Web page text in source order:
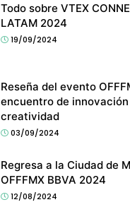
Todo sobre VTEX
LATAM 2024
19/09/2024
Reseña del evento
encuentro de
creatividad
03/09/2024
Regresa a la Ciudad de
OFFFMX BBVA 2024
12/08/2024